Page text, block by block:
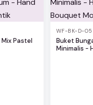
Pastel
WF-BK-D-05
Buket
Minimalis -